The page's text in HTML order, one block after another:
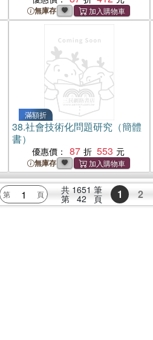
無庫存
滿額折
38.社會技術化問題研究（簡體
書）
優惠價： 87 553
無庫存
共 1651 筆
第 42 頁 1 2